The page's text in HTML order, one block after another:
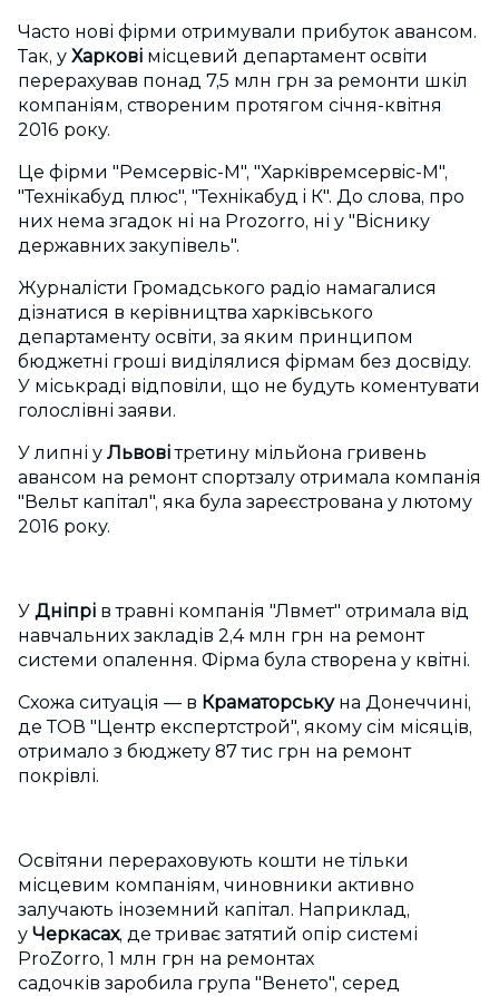
Часто нові фірми отримували прибуток авансом.
Так, у Харкові місцевий департамент освіти
перерахував понад 7,5 млн грн за ремонти шкіл
компаніям, створеним протягом січня-квітня
2016 року.
Це фірми "Ремсервіс-М", "Харкiвремсервiс-М",
"Технiкабуд плюс", "Технiкабуд i К". До слова, про
них нема згадок ні на Prozorro, ні у "Віснику
державних закупівель".
Журналісти Громадського радіо намагалися
дізнатися в керівництва харківського
департаменту освіти, за яким принципом
бюджетні гроші виділялися фірмам без досвіду.
У міськраді відповіли, що не будуть коментувати
голослівні заяви.
У липні у Львовітретину мільйона гривень
авансом на ремонт спортзалу отримала компанія
"Вельт капітал", яка була зареєстрована у лютому
2016 року.
У Дніпрі в травні компанія "Лвмет" отримала від
навчальних закладів 2,4 млн грн на ремонт
системи опалення. Фірма була створена у квітні.
Схожа ситуація — в Краматорськуна Донеччині,
де ТОВ "Центр експертстрой", якому сім місяців,
отримало з бюджету 87 тис грн на ремонт
покрівлі.
Освітяни перераховують кошти не тільки
місцевим компаніям, чиновники активно
залучають іноземний капітал. Наприклад,
у Черкасах, де триває затятий опір системі
ProZorro, 1 млн грн на ремонтах
садочків заробила група "Венето", серед